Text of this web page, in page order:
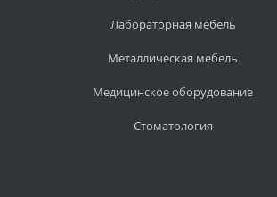
Лабораторная мебель
Металлическая мебель
Медицинское оборудование
Стоматология